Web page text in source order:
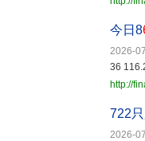
今日8
2026-
36
http://
722
2026-